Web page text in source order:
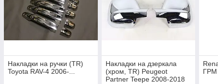
Накладки на ручки (TR)
Toyota RAV-4 2006-...
Накладки на дзеркала
(хром, TR) Peugeot
Partner Teepe 2008-2018
ГРМ